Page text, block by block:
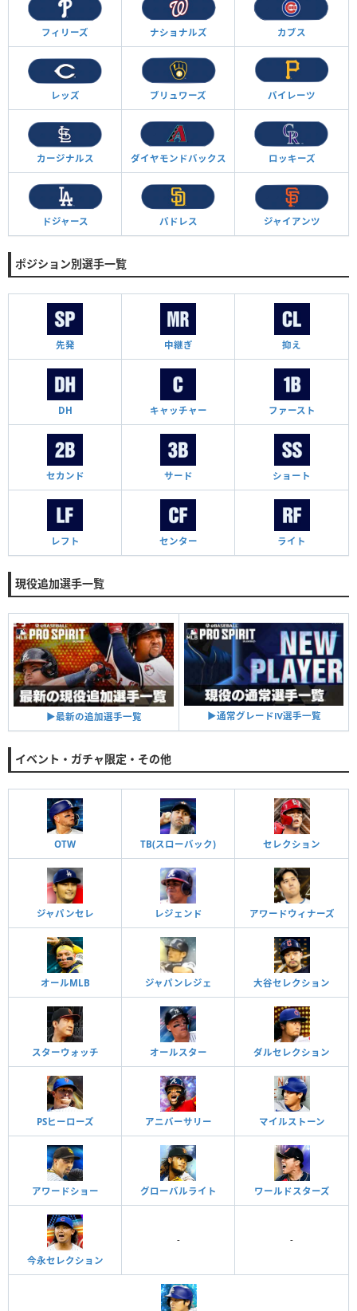
フィリーズ ナショナルズ カブス
レッズ ブリュワーズ パイレーツ
カージナルス ダイヤモンドバックス ロッキーズ
ドジャース パドレス ジャイアンツ
ポジション別選手一覧
先発 中継ぎ 抑え
DH キャッチャー ファースト
セカンド サード ショート
レフト センター ライト
現役追加選手一覧
▶︎最新の追加選手一覧 ▶︎通常グレードⅣ選手一覧
イベント・ガチャ限定・その他
OTW TB(スローバック) セレクション
ジャパンセレ レジェンド アワードウィナーズ
オールMLB ジャパンレジェ 大谷セレクション
スターウォッチ オールスター ダルセレクション
PSヒーローズ アニバーサリー マイルストーン
アワードショー グローバルライト ワールドスターズ
今永セレクション
- -